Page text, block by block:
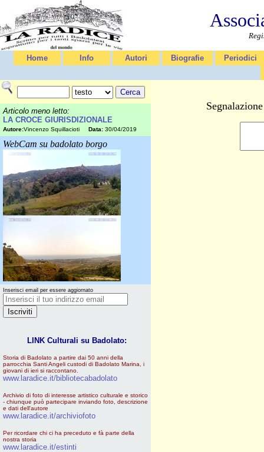
Home Info Autori Biografie Periodici
Articolo meno letto:
LA CROCE GIURISDIZIONALE
Autore:Vincenzo Squillacioti Data: 30/04/2019
WebCam su badolato borgo
Inserisci email per essere aggiornato
LINK Culturali su Badolato:
Storia di Badolato a partire dai 50 anni della
parrocchia Santi Angeli custodi di Badolato Marina, i
giovani di ieri si raccontano.
www.laradice.it/bibliotecabadolato
Archivio di foto di interesse artistico culturale e storico
- chiunque può partecipare inviando foto, descrizione
e dati dell'autore
www.laradice.it/archiviofoto
Per ricordare chi ci ha preceduto e fà parte della
nostra storia
www.laradice.it/estinti